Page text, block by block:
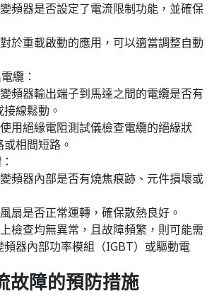
頻器是否設定了電流限制功能，並確保
於重載啟動的應用，可以適當調整自動
纜：
頻器輸出端子到馬達之間的電纜是否有
線鬆動。
用絕緣電阻測試儀檢查電纜的絕緣狀
相間短路。
頻器內部是否有燒焦痕跡、元件損壞或
扇是否正常運轉，確保散熱良好。
檢查均無異常，且故障頻繁，則可能需
器內部功率模組（IGBT）或驅動電
故障的預防措施